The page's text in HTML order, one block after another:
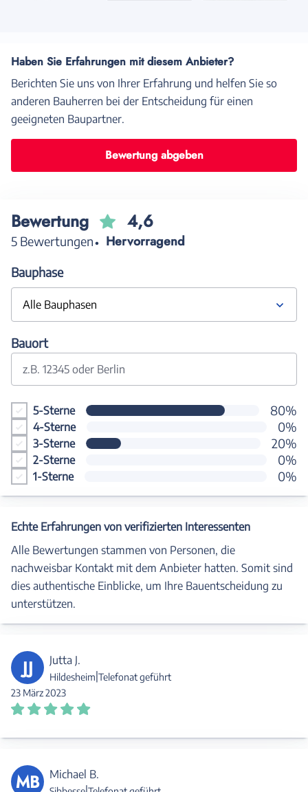
Haben Sie Erfahrungen mit diesem Anbieter?
Berichten Sie uns von Ihrer Erfahrung und helfen Sie so
anderen Bauherren bei der Entscheidung für einen
geeigneten Baupartner.
Bewertung abgeben
Bewertung 4,6
5 Bewertungen Hervorragend
Bauphase
Alle Bauphasen
Bauort
z.B. 12345 oder Berlin
5-Sterne 80%
4-Sterne 0%
3-Sterne 20%
2-Sterne 0%
1-Sterne 0%
Echte Erfahrungen von verifizierten Interessenten
Alle Bewertungen stammen von Personen, die
nachweisbar Kontakt mit dem Anbieter hatten. Somit sind
dies authentische Einblicke, um Ihre Bauentscheidung zu
unterstützen.
JJ Jutta J.
Hildesheim Telefonat geführt
23 März 2023
MB Michael B.